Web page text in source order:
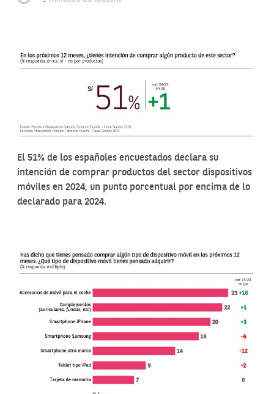
El 51% de los españoles encuestados declara su
intención de comprar productos del sector dispositivos
móviles en 2024, un punto porcentual por encima de lo
declarado para 2024.